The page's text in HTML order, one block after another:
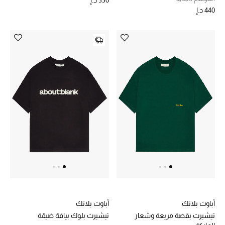
الجمال
الجديد في عالم الجمال
العطور
440 د.إ
أباوت بلانك
تيشيرت بقصة مريعة وشعار
أباوت بلانك
تيشيرت بلوك بياقة ضيقة